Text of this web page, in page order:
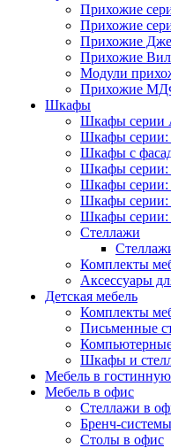
Прихожие
Прихожие
Прихожие
Прихожие
Модули
Прихожие
Шкафы
Шкафы серии
Шкафы серии:
Шкафы с
Шкафы серии:
Шкафы серии:
Шкафы серии:
Шкафы
Стеллажи
Комплекты
Аксессуары
Детская мебель
Комплекты
Письменные
Шкафы и
Мебель в гостинную
Мебель в офис
Стеллажи в
Бренч-системы
Столы в офис